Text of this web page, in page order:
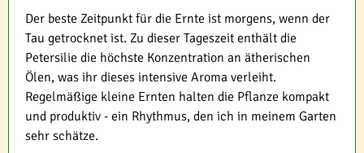
Der beste Zeitpunkt für die Ernte ist morgens, wenn der
Tau getrocknet ist. Zu dieser Tageszeit enthält die
Petersilie die höchste Konzentration an ätherischen
Ölen, was ihr dieses intensive Aroma verleiht.
Regelmäßige kleine Ernten halten die Pflanze kompakt
und produktiv - ein Rhythmus, den ich in meinem Garten
sehr schätze.